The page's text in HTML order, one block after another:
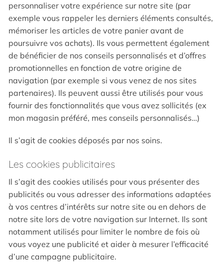
personnaliser votre expérience sur notre site (par
exemple vous rappeler les derniers éléments consultés,
mémoriser les articles de votre panier avant de
poursuivre vos achats). Ils vous permettent également
de bénéficier de nos conseils personnalisés et d’offres
promotionnelles en fonction de votre origine de
navigation (par exemple si vous venez de nos sites
partenaires). Ils peuvent aussi être utilisés pour vous
fournir des fonctionnalités que vous avez sollicités (ex
mon magasin préféré, mes conseils personnalisés…)
Il s’agit de cookies déposés par nos soins.
Les cookies publicitaires
Il s’agit des cookies utilisés pour vous présenter des
publicités ou vous adresser des informations adaptées
à vos centres d’intérêts sur notre site ou en dehors de
notre site lors de votre navigation sur Internet. Ils sont
notamment utilisés pour limiter le nombre de fois où
vous voyez une publicité et aider à mesurer l’efficacité
d’une campagne publicitaire.